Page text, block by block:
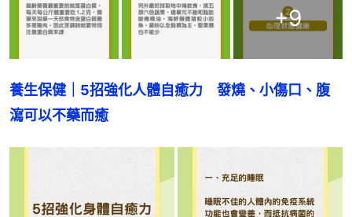
+9
養生保健｜5招強化人體自癒力　發燒、小傷口、腹
瀉可以不藥而癒